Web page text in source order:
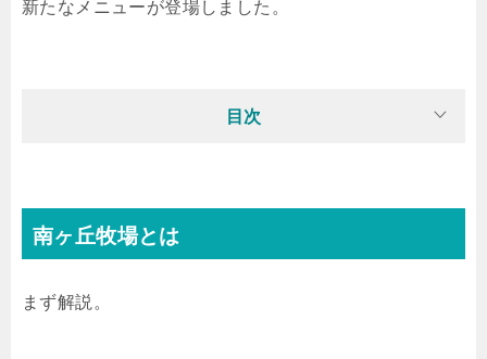
新たなメニューが登場しました。
目次
南ヶ丘牧場とは
まず解説。